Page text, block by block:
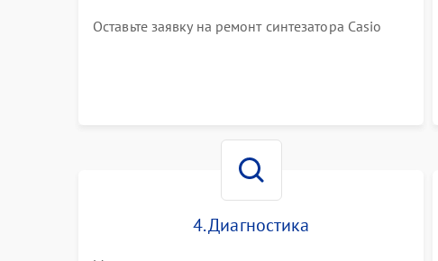
Оставьте заявку на ремонт синтезатора Casio
4. Диагностика